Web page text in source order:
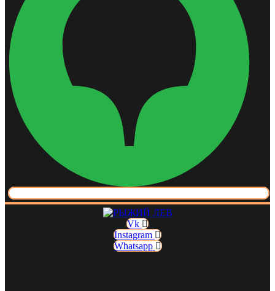
Vk
Instagram
Whatsapp